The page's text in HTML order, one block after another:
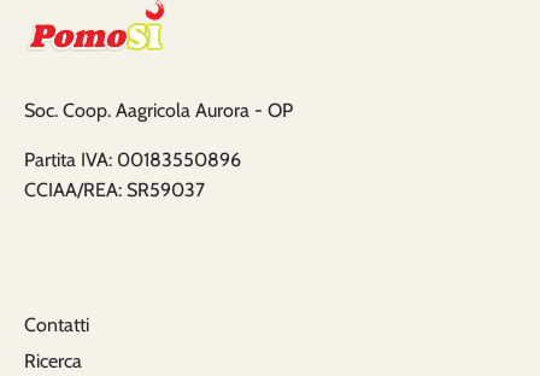
Soc. Coop. Aagricola Aurora - OP
Partita IVA: 00183550896
CCIAA/REA: SR59037
Contatti
Ricerca